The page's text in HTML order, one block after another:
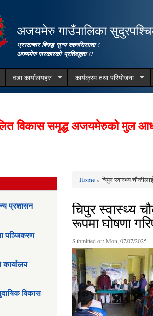
अजयमेरु गाउँपालिका
भ्रस्टाचार विरुद्ध सुन्य शहनसिलाता !
अजयमेरु सरकारको प्रतिवद्धता !!
वडा कार्यालयहरु कार्यक्रम तथा परियोजना
विकास समृद्ध अजयमेरुको मुल
प्रशासन
पञ्जिकरण
विकास
You are here
Home» चिपुर स्वास्थ्य
चिपुर स्वास्थ्य
रूपमा घोषणा
Submitted on:Mon, 07/07/2025 -